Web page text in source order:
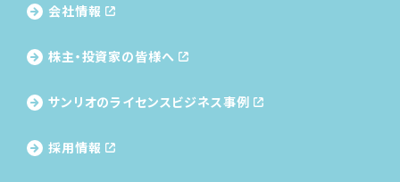
会社情報
株主・投資家の皆様へ
サンリオのライセンス ビジネス事例
採用情報